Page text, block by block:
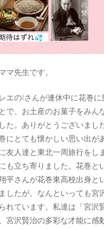
マ先生です。
エのIさんが連休中に花巻に
で、お土産のお菓子をみん
た。ありがとうございまし
にとても懐かしい思い出が
友人達と東北一周旅行をし
も立ち寄りました。花巻と
平さんが花巻東高校出身と
したが、なんといっても宮
れています。私達は「宮沢
宮沢賢治の多彩な才能に感